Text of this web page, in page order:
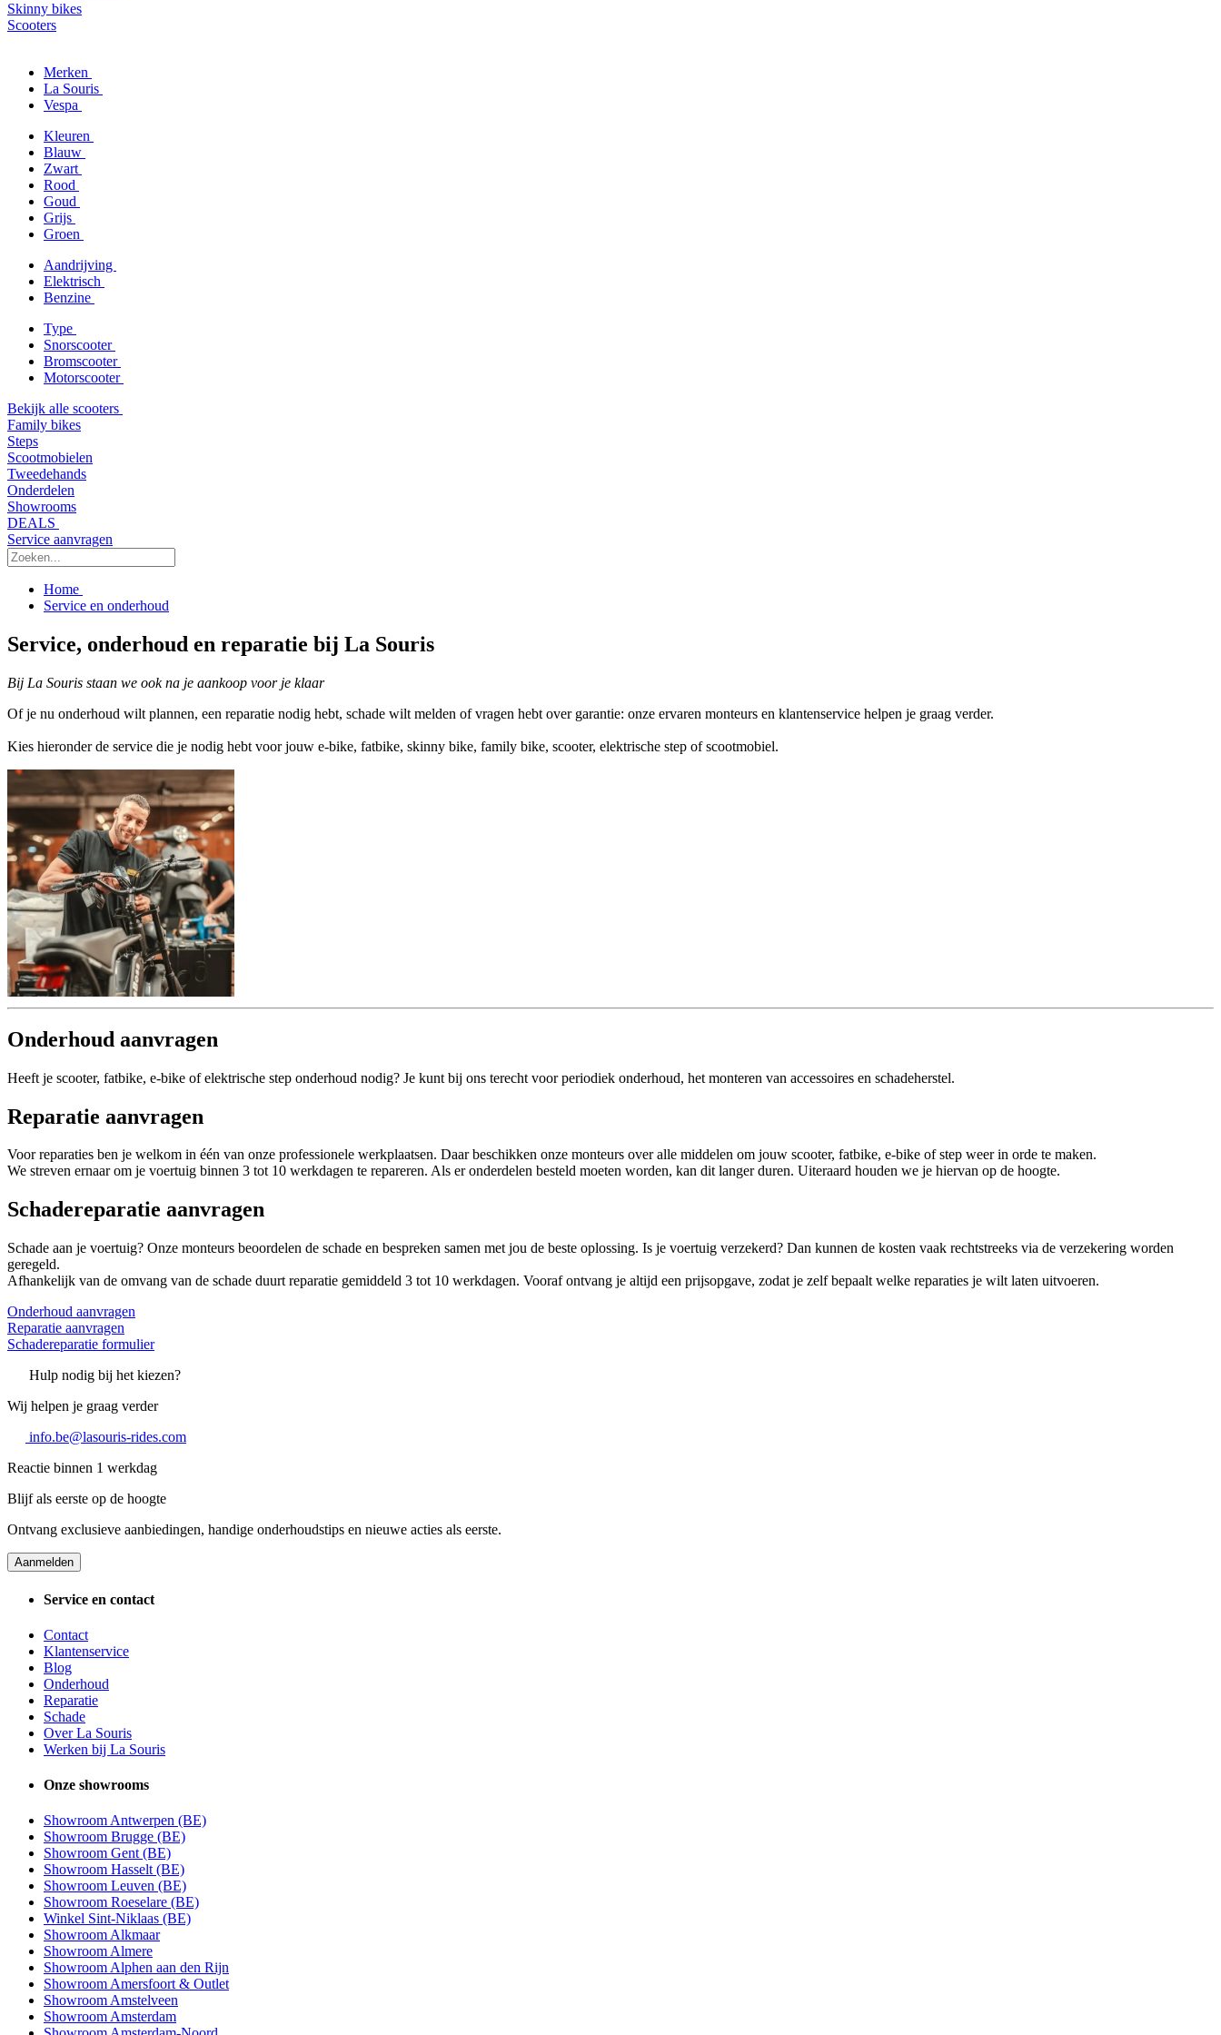
Skinny bikes
Scooters
Merken
La Souris
Vespa
Kleuren
Blauw
Zwart
Rood
Goud
Grijs
Groen
Aandrijving
Elektrisch
Benzine
Type
Snorscooter
Bromscooter
Motorscooter
Bekijk alle scooters
Family bikes
Steps
Scootmobielen
Tweedehands
Onderdelen
Showrooms
DEALS
Service aanvragen
Home
Service en onderhoud
Service, onderhoud en reparatie bij La Souris
Bij La Souris staan we ook na je aankoop voor je klaar
Of je nu onderhoud wilt plannen, een reparatie nodig hebt, schade wilt melden of vragen hebt over garantie: onze ervaren monteurs en klantenservice helpen je graag verder.
Kies hieronder de service die je nodig hebt voor jouw e-bike, fatbike, skinny bike, family bike, scooter, elektrische step of scootmobiel.
Onderhoud aanvragen
Heeft je scooter, fatbike, e-bike of elektrische step onderhoud nodig? Je kunt bij ons terecht voor periodiek onderhoud, het monteren van accessoires en schadeherstel.
Reparatie aanvragen
Voor reparaties ben je welkom in één van onze professionele werkplaatsen. Daar beschikken onze monteurs over alle middelen om jouw scooter, fatbike, e-bike of step weer in orde te maken.
We streven ernaar om je voertuig binnen 3 tot 10 werkdagen te repareren. Als er onderdelen besteld moeten worden, kan dit langer duren. Uiteraard houden we je hiervan op de hoogte.
Schadereparatie aanvragen
Schade aan je voertuig? Onze monteurs beoordelen de schade en bespreken samen met jou de beste oplossing. Is je voertuig verzekerd? Dan kunnen de kosten vaak rechtstreeks via de verzekering worden
geregeld.
Afhankelijk van de omvang van de schade duurt reparatie gemiddeld 3 tot 10 werkdagen. Vooraf ontvang je altijd een prijsopgave, zodat je zelf bepaalt welke reparaties je wilt laten uitvoeren.
Onderhoud aanvragen
Reparatie aanvragen
Schadereparatie formulier
Hulp nodig bij het kiezen?
Wij helpen je graag verder
info.be@lasouris-rides.com
Reactie binnen 1 werkdag
Blijf als eerste op de hoogte
Ontvang exclusieve aanbiedingen, handige onderhoudstips en nieuwe acties als eerste.
Aanmelden
Service en contact
Contact
Klantenservice
Blog
Onderhoud
Reparatie
Schade
Over La Souris
Werken bij La Souris
Onze showrooms
Showroom Antwerpen (BE)
Showroom Brugge (BE)
Showroom Gent (BE)
Showroom Hasselt (BE)
Showroom Leuven (BE)
Showroom Roeselare (BE)
Winkel Sint-Niklaas (BE)
Showroom Alkmaar
Showroom Almere
Showroom Alphen aan den Rijn
Showroom Amersfoort & Outlet
Showroom Amstelveen
Showroom Amsterdam